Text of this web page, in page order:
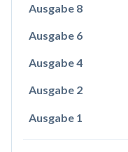
Ausgabe 8
Ausgabe 6
Ausgabe 4
Ausgabe 2
Ausgabe 1